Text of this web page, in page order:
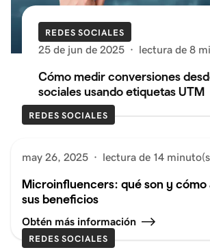
REDES SOCIALES
25 de jun de 2025 · lectura de 8
Cómo medir conversiones
sociales usando etiquetas UTM
REDES SOCIALES
may 26, 2025 · lectura de 14
Microinfluencers: qué son y
sus beneficios
Obtén más información
REDES SOCIALES